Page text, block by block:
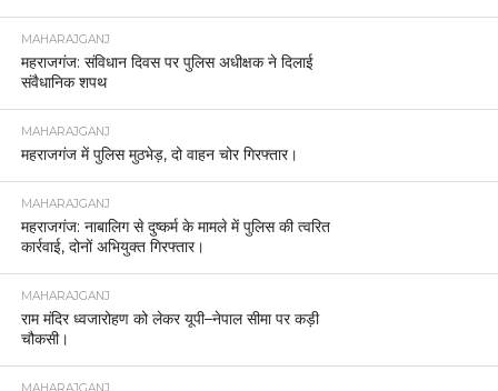
MAHARAJGANJ
महराजगंज: संविधान दिवस पर पुलिस अधीक्षक ने दिलाई
संवैधानिक शपथ
MAHARAJGANJ
महराजगंज में पुलिस मुठभेड़, दो वाहन चोर गिरफ्तार।
MAHARAJGANJ
महराजगंज: नाबालिग से दुष्कर्म के मामले में पुलिस की त्वरित
कार्रवाई, दोनों अभियुक्त गिरफ्तार।
MAHARAJGANJ
राम मंदिर ध्वजारोहण को लेकर यूपी–नेपाल सीमा पर कड़ी
चौकसी।